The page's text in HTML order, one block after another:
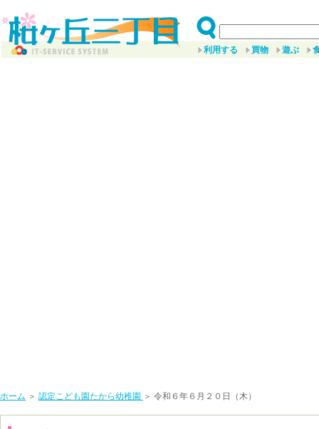
利用する 買物 遊ぶ
ホーム ＞ 認定こども園たから幼稚園 ＞ 令和６年６月２０日（木）